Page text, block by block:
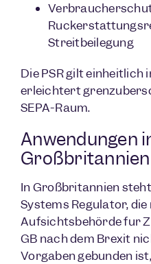
Streitbeilegung
Die PSR gilt einheitlich
erleichtert
SEPA-Raum.
Anwendungen
Großbritannien
In Großbritannien
Systems Regulator,
Aufsichtsbehörde für
GB nach dem Brexit
Vorgaben gebunden